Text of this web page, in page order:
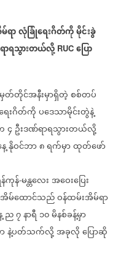
ရာလုံခြုံရေးဂိတ်ကိုမိုင်းခွဲ
ရသွားတယ်လို့ RUC ပြော
မှတ်တိုင်အနီးမှာရှိတဲ့စစ်တပ်
ေးဂိတ်ကိုပဒေသာမိုင်းတွဲနဲ့
၄ ဦးဒဏ်ရာရသွားတယ်လို့
နိုဝင်ဘာ၈ရက်မှာထုတ်ဖော်
ကုန်-မန္တလေးအဝေးပြေး
အိမ်ထောင်သည်ဝန်ထမ်းအိမ်ရာ
ည၇နာရီ ၁၀မိနစ်ခန့်မှာ
နဲ့ပတ်သက်လို့အခုလိုပြောဆို